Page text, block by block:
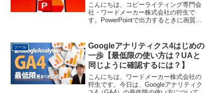
こんにちは、コピーライティング専門会
社・ワードメーカー株式会社の狩生で
す。PowerPointで出力するときに画質が
きに写真の解像度などが圧縮されて低く
なるということ...
ツール
Googleアナリティクス4はじめの
一歩【最低限の使い方は？UAと
同じように確認するには？】
こんにちは、ワードメーカー株式会社の
狩生です。今日は、Googleアナリティク